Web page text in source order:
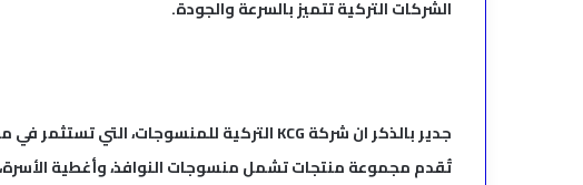
الشركات التركية تتميز بالسرعة والجودة.
تُقدم مجموعة منتجات تشمل منسوجات النوافذ، وأغطية